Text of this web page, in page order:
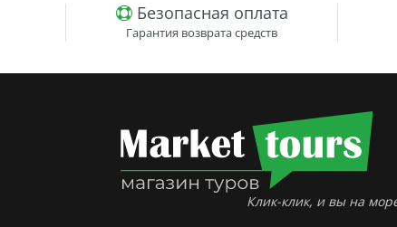
Безопасная оплата
Гарантия возврата средств
Клик-клик, и вы на